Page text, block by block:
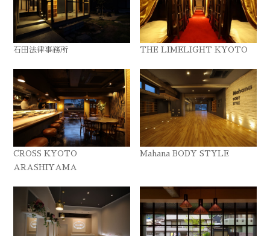
石田法律事務所 THE LIMELIGHT KYOTO
CROSS KYOTO
ARASHIYAMA
Mahana BODY STYLE